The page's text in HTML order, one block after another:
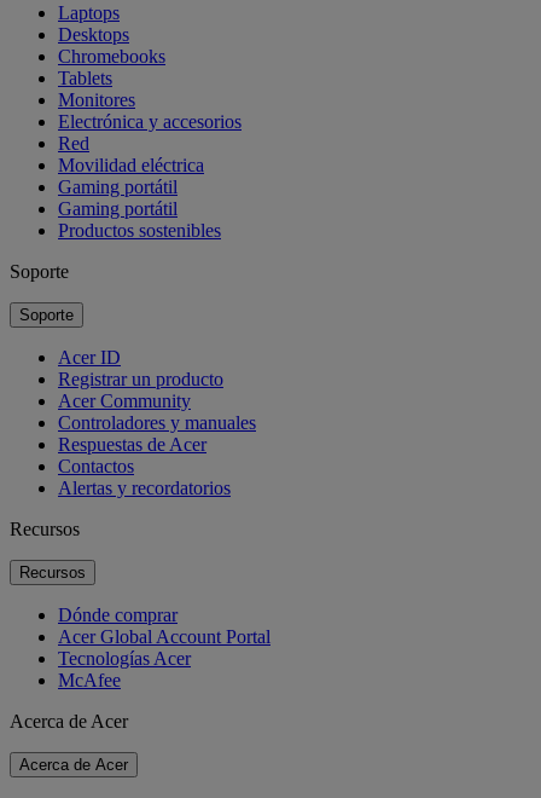
Laptops
Desktops
Chromebooks
Tablets
Monitores
Electrónica y accesorios
Red
Movilidad eléctrica
Gaming portátil
Gaming portátil
Productos sostenibles
Soporte
Soporte
Acer ID
Registrar un producto
Acer Community
Controladores y manuales
Respuestas de Acer
Contactos
Alertas y recordatorios
Recursos
Recursos
Dónde comprar
Acer Global Account Portal
Tecnologías Acer
McAfee
Acerca de Acer
Acerca de Acer